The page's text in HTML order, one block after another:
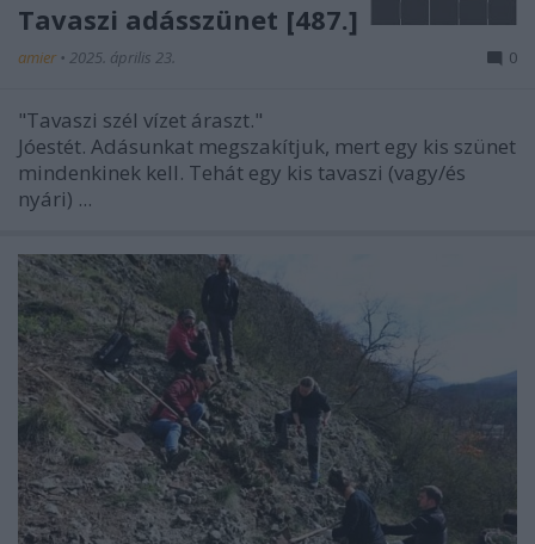
Tavaszi adásszünet [487.]
amier • 2025. április 23. 0
"Tavaszi szél vízet áraszt."
Jóestét. Adásunkat megszakítjuk, mert egy kis szünet
mindenkinek kell. Tehát egy kis tavaszi (vagy/és
nyári) ...